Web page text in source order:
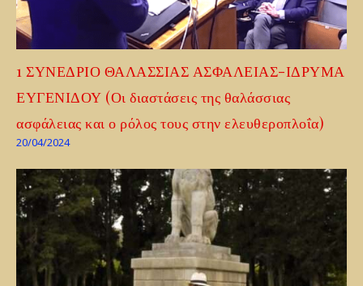
1 ΣΥΝΕΔΡΙΟ ΘΑΛΑΣΣΙΑΣ ΑΣΦΑΛΕΙΑΣ-ΙΔΡΥΜΑ
ΕΥΓΕΝΙΔΟΥ (Οι διαστάσεις της θαλάσσιας
ασφάλειας και ο ρόλος τους στην ελευθεροπλοΐα)
20/04/2024